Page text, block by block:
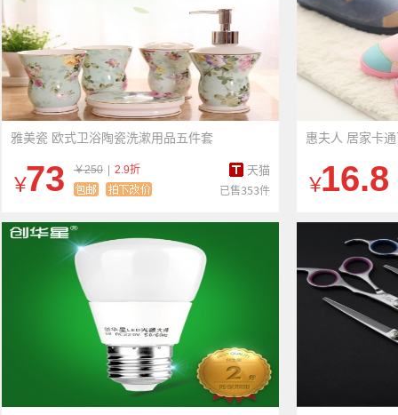
雅美瓷 欧式卫浴陶瓷洗漱用品五件套
￥73 天猫
￥250
2.9折
已售353件
惠夫人 居家卡
￥16.8